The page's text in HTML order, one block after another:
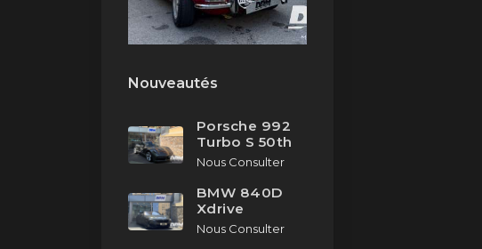
Nouveautés
Porsche 992
Turbo S 50th
Nous Consulter
BMW 840D
Xdrive
Nous Consulter